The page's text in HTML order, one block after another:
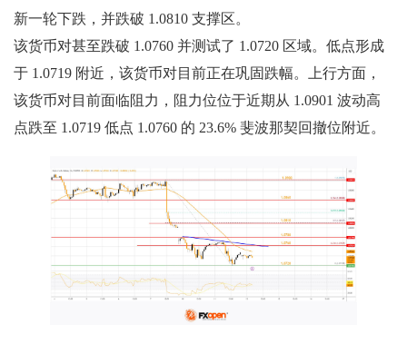
新一轮下跌，并跌破 1.0810 支撑区。
该货币对甚至跌破 1.0760 并测试了 1.0720 区域。低点形成
于 1.0719 附近，该货币对目前正在巩固跌幅。上行方面，
该货币对目前面临阻力，阻力位位于近期从 1.0901 波动高
点跌至 1.0719 低点 1.0760 的 23.6% 斐波那契回撤位附近。